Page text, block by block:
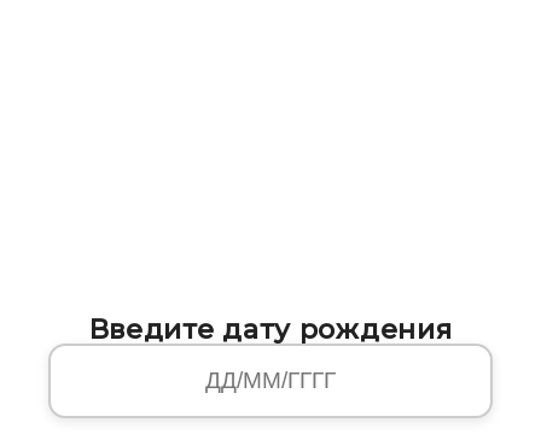
Введите дату рождения